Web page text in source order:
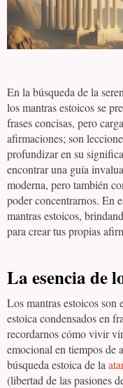
En la búsqueda de la
los mantras estoicos se
frases concisas, pero
afirmaciones; son
profundizar en su
encontrar una guía
moderna, pero también
poder concentrarnos. En
mantras estoicos,
para crear tus propias
La esencia de
Los mantras estoicos
estoica condensados en
recordarnos cómo vivir
emocional en tiempos de
búsqueda estoica de la
(libertad de las pasiones